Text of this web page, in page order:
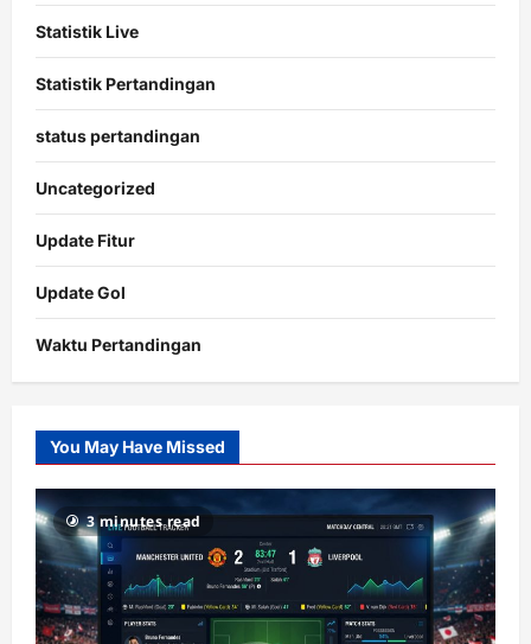
Statistik Live
Statistik Pertandingan
status pertandingan
Uncategorized
Update Fitur
Update Gol
Waktu Pertandingan
Slot
Gacor
RTP
terupdate
You May Have Missed
3 minutes read